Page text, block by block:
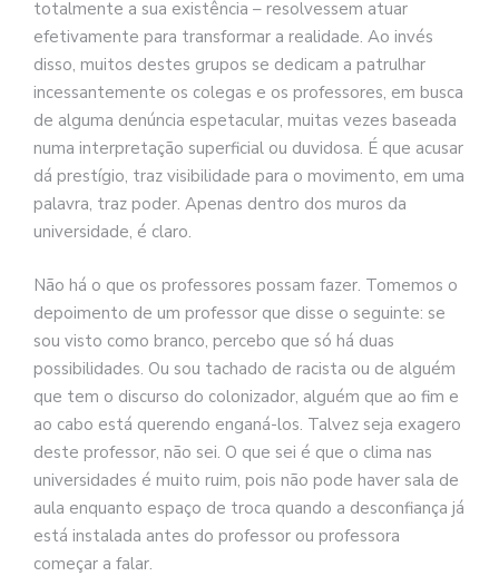
totalmente a sua existência – resolvessem atuar
efetivamente para transformar a realidade. Ao invés
disso, muitos destes grupos se dedicam a patrulhar
incessantemente os colegas e os professores, em busca
de alguma denúncia espetacular, muitas vezes baseada
numa interpretação superficial ou duvidosa. É que acusar
dá prestígio, traz visibilidade para o movimento, em uma
palavra, traz poder. Apenas dentro dos muros da
universidade, é claro.
Não há o que os professores possam fazer. Tomemos o
depoimento de um professor que disse o seguinte: se
sou visto como branco, percebo que só há duas
possibilidades. Ou sou tachado de racista ou de alguém
que tem o discurso do colonizador, alguém que ao fim e
ao cabo está querendo enganá-los. Talvez seja exagero
deste professor, não sei. O que sei é que o clima nas
universidades é muito ruim, pois não pode haver sala de
aula enquanto espaço de troca quando a desconfiança já
está instalada antes do professor ou professora
começar a falar.